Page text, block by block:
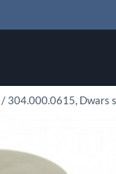
/ 304.000.0615, Dwars